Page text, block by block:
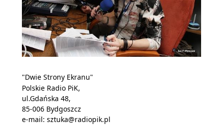
"Dwie Strony Ekranu"
Polskie Radio PiK,
ul.Gdańska 48,
85-006 Bydgoszcz
e-mail: sztuka@radiopik.pl